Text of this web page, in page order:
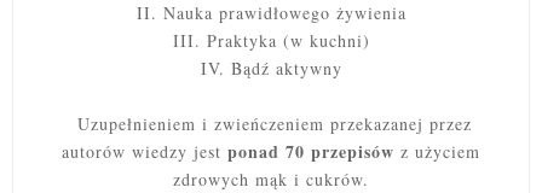
II. Nauka prawidłowego żywienia
III. Praktyka (w kuchni)
IV. Bądź aktywny
Uzupełnieniem i zwieńczeniem przekazanej przez
autorów wiedzy jest ponad 70 przepisów z użyciem
zdrowych mąk i cukrów.